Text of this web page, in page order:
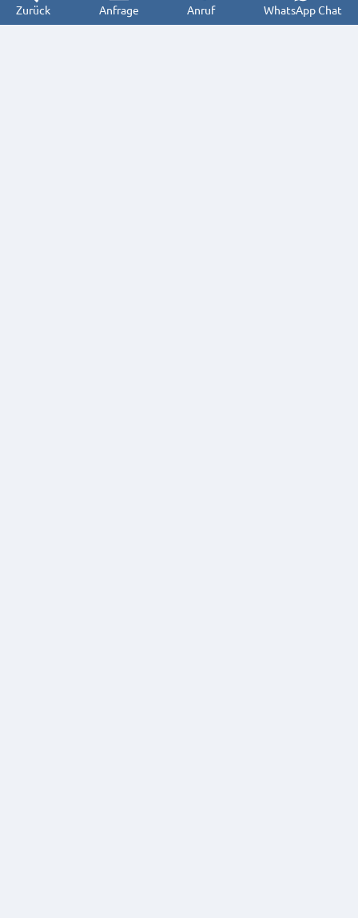
Zurück Anfrage Anruf WhatsApp Chat